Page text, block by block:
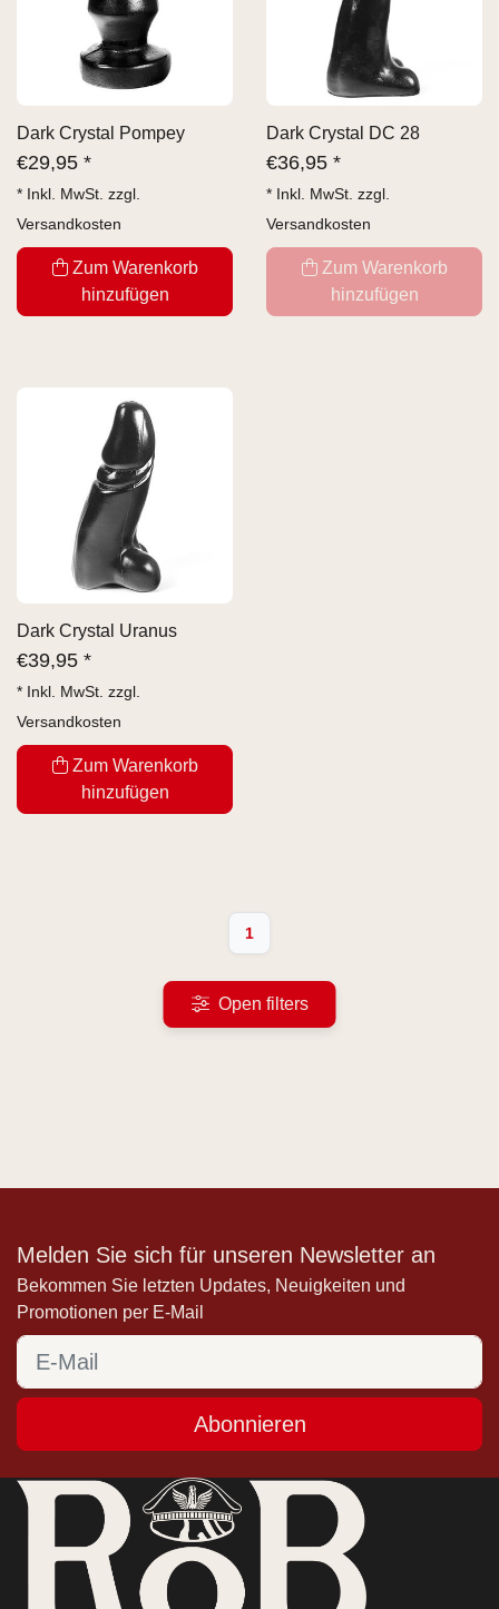
Dark Crystal Pompey
€29,95 *
* Inkl. MwSt. zzgl.
Versandkosten
Zum Warenkorb
hinzufügen
Dark Crystal DC 28
€36,95 *
* Inkl. MwSt. zzgl.
Versandkosten
Zum Warenkorb
hinzufügen
Dark Crystal Uranus
€39,95 *
* Inkl. MwSt. zzgl.
Versandkosten
Zum Warenkorb
hinzufügen
1
Open filters
Melden Sie sich für unseren Newsletter an
Bekommen Sie letzten Updates, Neuigkeiten und
Promotionen per E-Mail
Abonnieren